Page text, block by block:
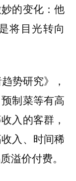
的变化：他
将目光转向
势研究》，
制菜等有高
入的客群，
入、时间稀
溢价付费。